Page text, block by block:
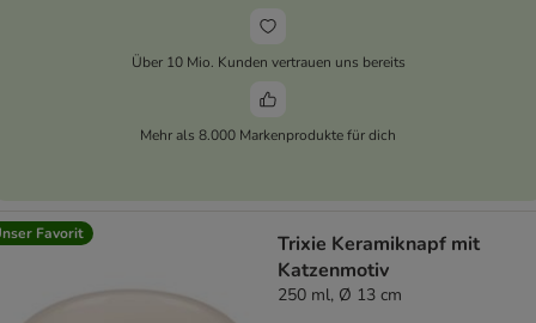
Über 10 Mio. Kunden vertrauen uns bereits
Mehr als 8.000 Markenprodukte für dich
Favorit
Trixie Keramiknapf mit
Katzenmotiv
250 ml, Ø 13 cm